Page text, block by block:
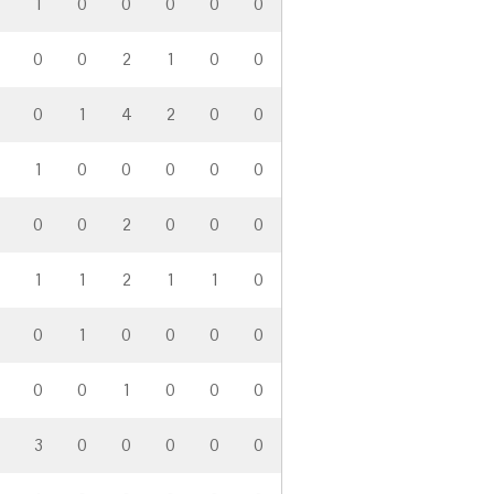
0 0 2 1 0 0
0 1 4 2 0 0
1 0 0 0 0 0
0 0 2 0 0 0
1 1 2 1 1 0
0 1 0 0 0 0
0 0 1 0 0 0
3 0 0 0 0 0